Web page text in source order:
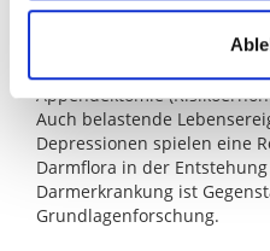
ulcerosa), Rauchen
Appendektomie
Auch belastende
Depressionen spielen eine
Darmflora in der
Darmerkrankung ist
Grundlagenforschung.